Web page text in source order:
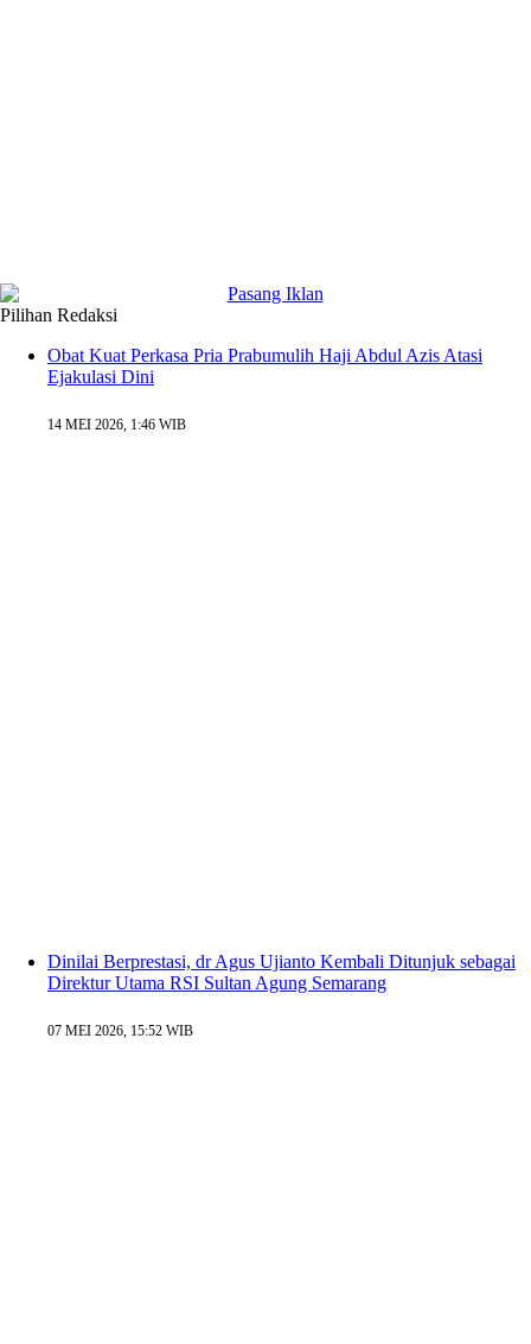
Pilihan Redaksi
Obat Kuat Perkasa Pria Prabumulih Haji Abdul Azis Atasi
Ejakulasi Dini
14 MEI 2026, 1:46 WIB
Dinilai Berprestasi, dr Agus Ujianto Kembali Ditunjuk sebagai
Direktur Utama RSI Sultan Agung Semarang
07 MEI 2026, 15:52 WIB